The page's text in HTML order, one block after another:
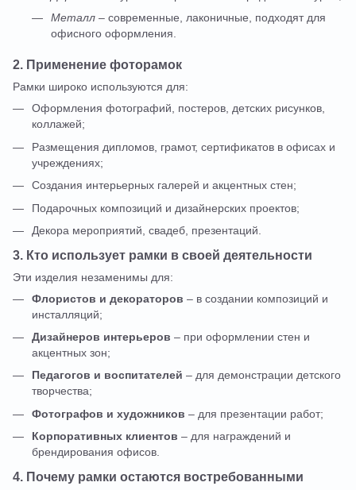
Металл – современные, лаконичные, подходят для
офисного оформления.
2. Применение фоторамок
Рамки широко используются для:
Оформления фотографий, постеров, детских рисунков,
коллажей;
Размещения дипломов, грамот, сертификатов в офисах и
учреждениях;
Создания интерьерных галерей и акцентных стен;
Подарочных композиций и дизайнерских проектов;
Декора мероприятий, свадеб, презентаций.
3. Кто использует рамки в своей деятельности
Эти изделия незаменимы для:
Флористов и декораторов – в создании композиций и
инсталляций;
Дизайнеров интерьеров – при оформлении стен и
акцентных зон;
Педагогов и воспитателей – для демонстрации детского
творчества;
Фотографов и художников – для презентации работ;
Корпоративных клиентов – для награждений и
брендирования офисов.
4. Почему рамки остаются востребованными